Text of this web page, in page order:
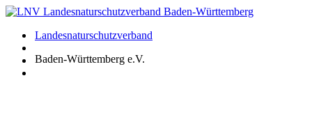
Zum
springenLandesnaturschutzverband
Baden-Württemberg e.V.